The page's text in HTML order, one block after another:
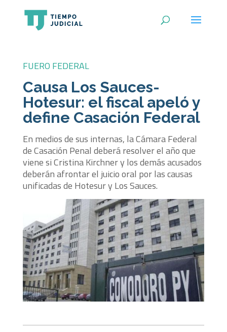
FUERO FEDERAL
Causa Los Sauces-
Hotesur: el fiscal apeló y
define Casación Federal
En medios de sus internas, la Cámara Federal
de Casación Penal deberá resolver el año que
viene si Cristina Kirchner y los demás acusados
deberán afrontar el juicio oral por las causas
unificadas de Hotesur y Los Sauces.